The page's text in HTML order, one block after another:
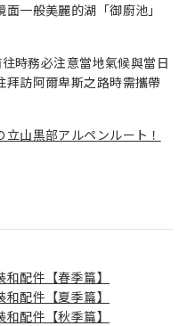
一般美麗的湖「御廚池」
時務必注意當地氣候與當日
訪阿爾卑斯之路時需攜帶
山黒部アルペンルート！
配件【春季篇】
配件【夏季篇】
配件【秋季篇】